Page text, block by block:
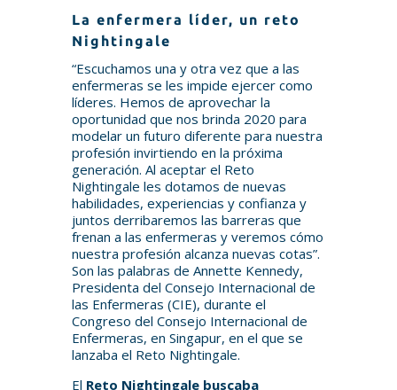
La enfermera líder, un reto
Nightingale
“Escuchamos una y otra vez que a las
enfermeras se les impide ejercer como
líderes. Hemos de aprovechar la
oportunidad que nos brinda 2020 para
modelar un futuro diferente para nuestra
profesión invirtiendo en la próxima
generación. Al aceptar el Reto
Nightingale les dotamos de nuevas
habilidades, experiencias y confianza y
juntos derribaremos las barreras que
frenan a las enfermeras y veremos cómo
nuestra profesión alcanza nuevas cotas”.
Son las palabras de Annette Kennedy,
Presidenta del Consejo Internacional de
las Enfermeras (CIE), durante el
Congreso del Consejo Internacional de
Enfermeras, en Singapur, en el que se
lanzaba el Reto Nightingale.
El Reto Nightingale buscaba